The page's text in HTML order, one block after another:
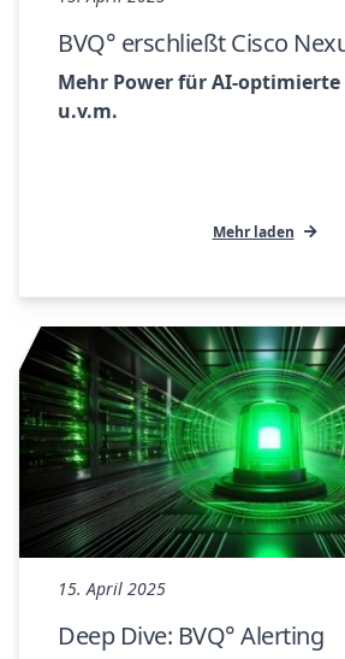
BVQ° erschließt Cisco
Mehr Power für AI-
u.v.m.
Mehr laden
15. April 2025
Deep Dive: BVQ° Alerting